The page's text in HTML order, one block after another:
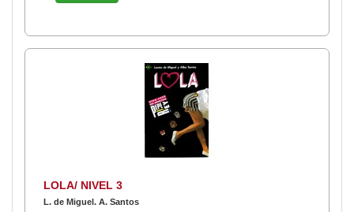
LOLA/ NIVEL 3
L. de Miguel. A. Santos